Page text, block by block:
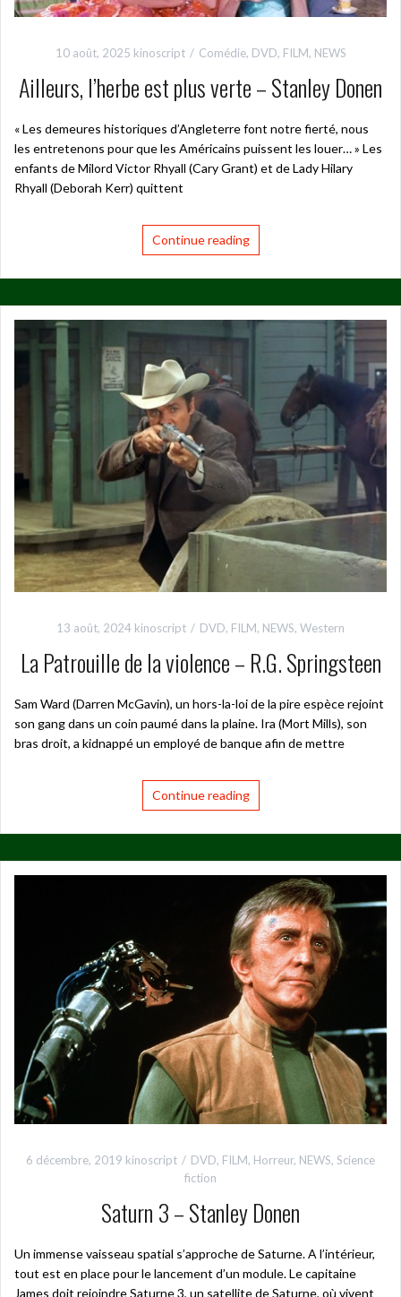
10 août, 2025 kinoscript Comédie, DVD, FILM, NEWS
Ailleurs, l’herbe est plus verte – Stanley Donen
« Les demeures historiques d’Angleterre font notre fierté, nous
les entretenons pour que les Américains puissent les louer… » Les
enfants de Milord Victor Rhyall (Cary Grant) et de Lady Hilary
Rhyall (Deborah Kerr) quittent
Continue reading
13 août, 2024 kinoscript DVD, FILM, NEWS, Western
La Patrouille de la violence – R.G. Springsteen
Sam Ward (Darren McGavin), un hors-la-loi de la pire espèce rejoint
son gang dans un coin paumé dans la plaine. Ira (Mort Mills), son
bras droit, a kidnappé un employé de banque afin de mettre
Continue reading
6 décembre, 2019 kinoscript DVD, FILM, Horreur, NEWS, Science
fiction
Saturn 3 – Stanley Donen
Un immense vaisseau spatial s’approche de Saturne. A l’intérieur,
tout est en place pour le lancement d’un module. Le capitaine
James doit rejoindre Saturne 3, un satellite de Saturne, où vivent